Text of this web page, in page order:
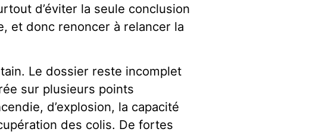
d’éviter la seule conclusion
et donc renoncer à relancer la
Le dossier reste incomplet
sur plusieurs points
d’explosion, la capacité
des colis. De fortes